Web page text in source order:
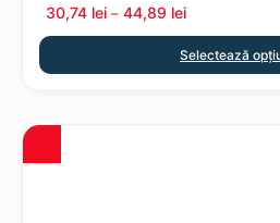
30,74 lei – 44,89 lei
Selectează